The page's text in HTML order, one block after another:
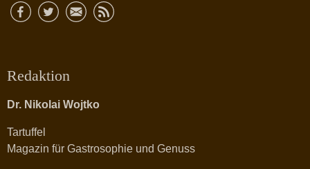
Redaktion
Dr. Nikolai Wojtko
Tartuffel
Magazin für Gastrosophie und Genuss